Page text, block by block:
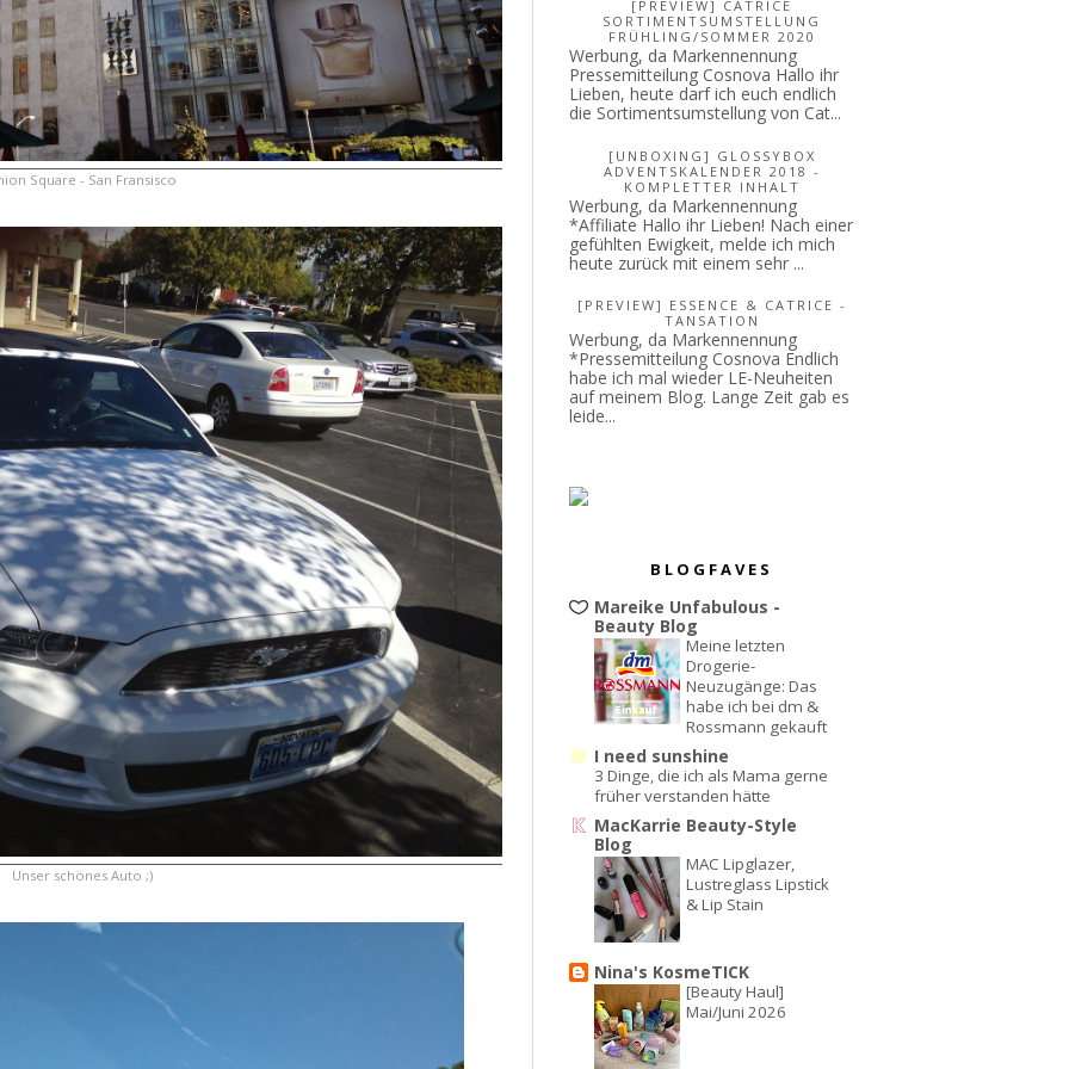
Square - San Fransisco
Unser schönes Auto ;)
[PREVIEW] CATRICE
SORTIMENTSUMSTELLUNG
FRÜHLING/SOMMER 2020
Werbung, da Markennennung
Pressemitteilung Cosnova Hallo ihr
Lieben, heute darf ich euch endlich
die Sortimentsumstellung von Cat...
[UNBOXING] GLOSSYBOX
ADVENTSKALENDER 2018 -
KOMPLETTER INHALT
Werbung, da Markennennung
*Affiliate Hallo ihr Lieben! Nach einer
gefühlten Ewigkeit, melde ich mich
heute zurück mit einem sehr ...
[PREVIEW] ESSENCE & CATRICE -
TANSATION
Werbung, da Markennennung
*Pressemitteilung Cosnova Endlich
habe ich mal wieder LE-Neuheiten
auf meinem Blog. Lange Zeit gab es
leide...
BLOGFAVES
Mareike Unfabulous -
Beauty Blog
Meine letzten
Drogerie-
Neuzugänge: Das
habe ich bei dm &
Rossmann gekauft
I need sunshine
3 Dinge, die ich als Mama gerne
früher verstanden hätte
MacKarrie Beauty-Style
Blog
MAC Lipglazer,
Lustreglass Lipstick
& Lip Stain
Nina's KosmeTICK
[Beauty Haul]
Mai/Juni 2026